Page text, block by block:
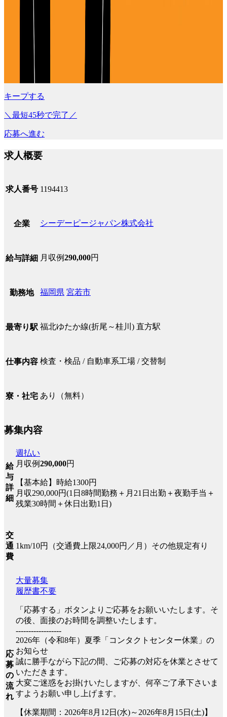
キープする
＼最短45秒で完了／
応募へ進む
求人概要
求人番号 1194413
企業 シーデーピージャパン株式会社
給与詳細 月収例290,000円
勤務地 福岡県 宮若市
最寄り駅 福北ゆたか線(折尾～桂川) 直方駅
仕事内容 検査・検品 / 自動車系工場 / 交替制
寮・社宅 あり（無料）
募集内容
給
与
詳
細
週払い
月収例290,000円
【基本給】時給1300円
月収290,000円(1日8時間勤務＋月21日出勤＋夜勤手当＋
残業30時間＋休日出勤1日)
交
通
費
1km/10円（交通費上限24,000円／月）その他規定有り
応
募
の
流
れ
大量募集
履歴書不要
「応募する」ボタンよりご応募をお願いいたします。そ
の後、面接のお時間を調整いたします。
------------------
2026年（令和8年）夏季「コンタクトセンター休業」の
お知らせ
誠に勝手ながら下記の間、ご応募の対応を休業とさせて
いただきます。
大変ご迷惑をお掛けいたしますが、何卒ご了承下さいま
すようお願い申し上げます。
【休業期間：2026年8月12日(水)～2026年8月15日(土)】